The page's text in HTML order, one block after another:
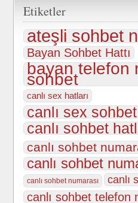
Etiketler
ateşli sohbet
Bayan Sohbet Hattı
bayan telefon
sohbet
canlı sex hatları
canlı sex
canlı sohbet
canlı sohbet
canlı sohbet
canlı sohbet numarası canlı
canlı sohbet telefon